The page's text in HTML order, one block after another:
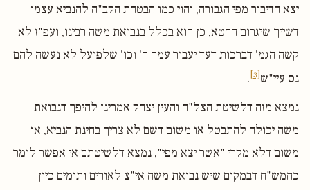
יצא הדיבור מפי הגבורה, והוי כמו הבטחת הקב"ה להנביא עצמו
דשייך שיגרום החטא, כן הוא בכלל בנבואת משה רבינו, ועפ"ז לא
קשה הגמ' דברכות דעד יעבור עמך ה' וכו' שלפועל לא נעשה להם
נס עיי"ש[3]
.
נמצא מזה דלשיטת הצל"ח והעין יצחק אמרינן להיפך דנבואת
משה יכולה להתבטל או משום דשם לא צריך בחינת הנביא, או
משום דלא מקרי "אשר יצא מפי", נמצא דלשיטתם אי אפשר לומר
כהמש"ח דבמקום שיש נבואת משה אי"צ לאורים ותומים כיון